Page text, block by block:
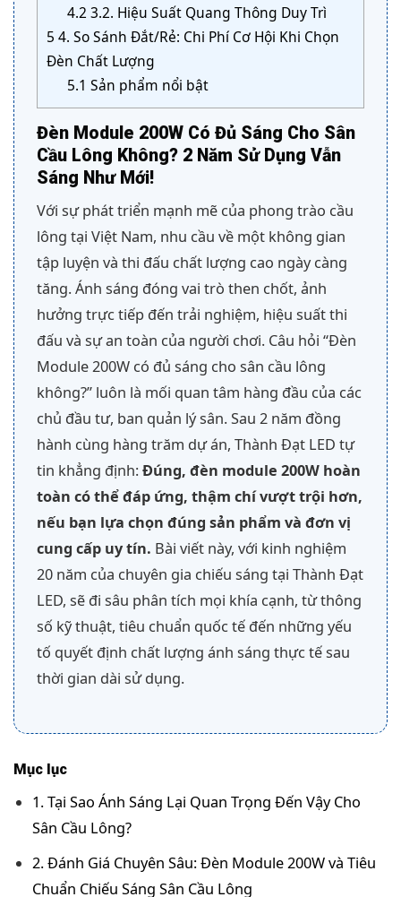
4.2 3.2. Hiệu Suất Quang Thông Duy Trì
5 4. So Sánh Đắt/Rẻ: Chi Phí Cơ Hội Khi Chọn
Đèn Chất Lượng
5.1 Sản phẩm nổi bật
Đèn Module 200W Có Đủ Sáng Cho Sân
Cầu Lông Không? 2 Năm Sử Dụng Vẫn
Sáng Như Mới!
Với sự phát triển mạnh mẽ của phong trào cầu
lông tại Việt Nam, nhu cầu về một không gian
tập luyện và thi đấu chất lượng cao ngày càng
tăng. Ánh sáng đóng vai trò then chốt, ảnh
hưởng trực tiếp đến trải nghiệm, hiệu suất thi
đấu và sự an toàn của người chơi. Câu hỏi “Đèn
Module 200W có đủ sáng cho sân cầu lông
không?” luôn là mối quan tâm hàng đầu của các
chủ đầu tư, ban quản lý sân. Sau 2 năm đồng
hành cùng hàng trăm dự án, Thành Đạt LED tự
tin khẳng định: Đúng, đèn module 200W hoàn
toàn có thể đáp ứng, thậm chí vượt trội hơn,
nếu bạn lựa chọn đúng sản phẩm và đơn vị
cung cấp uy tín. Bài viết này, với kinh nghiệm
20 năm của chuyên gia chiếu sáng tại Thành Đạt
LED, sẽ đi sâu phân tích mọi khía cạnh, từ thông
số kỹ thuật, tiêu chuẩn quốc tế đến những yếu
tố quyết định chất lượng ánh sáng thực tế sau
thời gian dài sử dụng.
Mục lục
1. Tại Sao Ánh Sáng Lại Quan Trọng Đến Vậy Cho
Sân Cầu Lông?
2. Đánh Giá Chuyên Sâu: Đèn Module 200W và Tiêu
Chuẩn Chiếu Sáng Sân Cầu Lông